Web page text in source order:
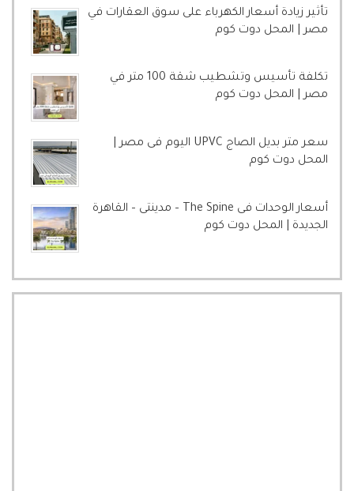
تأثير زيادة أسعار الكهرباء على سوق العقارات في
مصر | المحل دوت كوم
تكلفة تأسيس وتشطيب شقة 100 متر في
مصر | المحل دوت كوم
سعر متر بديل الصاج UPVC اليوم فى مصر |
المحل دوت كوم
أسعار الوحدات فى The Spine – مدينتى – القاهرة
الجديدة | المحل دوت كوم